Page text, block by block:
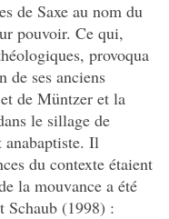
de Saxe au nom du
pouvoir. Ce qui,
provoqua
de ses anciens
de Müntzer et la
le sillage de
anabaptiste. Il
du contexte étaient
la mouvance a été
Schaub (1998) :